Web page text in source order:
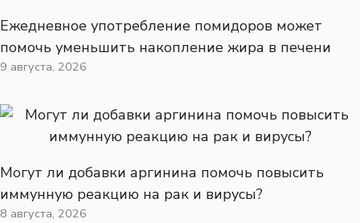
Ежедневное употребление помидоров может
помочь уменьшить накопление жира в печени
9 августа, 2026
Могут ли добавки аргинина помочь повысить
иммунную реакцию на рак и вирусы?
8 августа, 2026